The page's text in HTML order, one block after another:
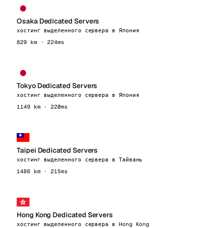
Osaka Dedicated Servers
хостинг выделенного сервера в Япония
829 km · 224ms
Tokyo Dedicated Servers
хостинг выделенного сервера в Япония
1149 km · 220ms
Taipei Dedicated Servers
хостинг выделенного сервера в Тайвань
1486 km · 215ms
Hong Kong Dedicated Servers
хостинг выделенного сервера в Hong Kong